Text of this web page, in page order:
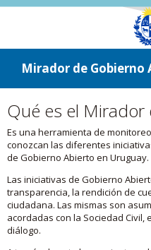
ir a contenido
ir al menú
Mirador de Gobierno
Qué es el
Es una herramienta de
conozcan las diferentes
de Gobierno Abierto en Uruguay.
Las iniciativas de Gobierno
transparencia, la rendición de
ciudadana. Las mismas son
acordadas con la Sociedad Civil,
diálogo.